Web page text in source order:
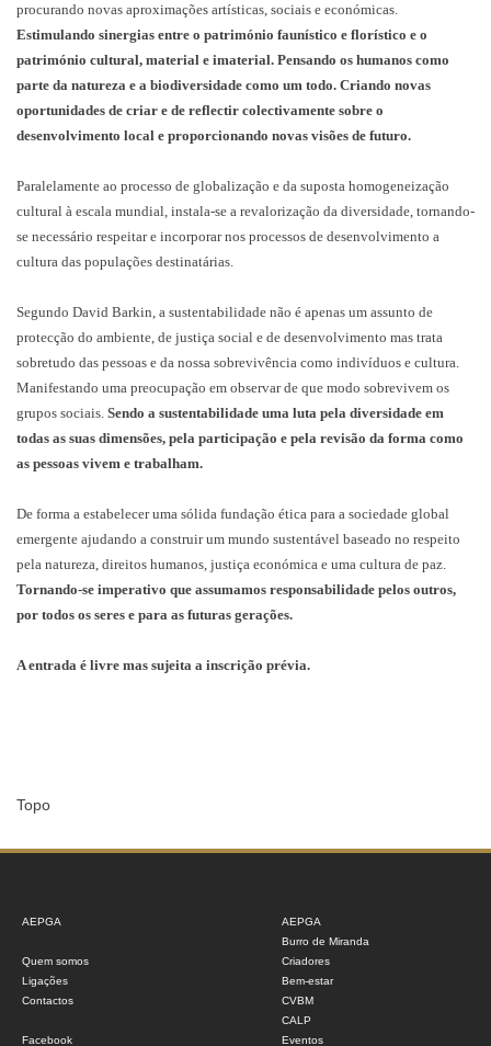
procurando novas aproximações artísticas, sociais e económicas.
Estimulando sinergias entre o património faunístico e florístico e o
património cultural, material e imaterial. Pensando os humanos como
parte da natureza e a biodiversidade como um todo. Criando novas
oportunidades de criar e de reflectir colectivamente sobre o
desenvolvimento local e proporcionando novas visões de futuro.
Paralelamente ao processo de globalização e da suposta homogeneização
cultural à escala mundial, instala-se a revalorização da diversidade, tornando-
se necessário respeitar e incorporar nos processos de desenvolvimento a
cultura das populações destinatárias.
Segundo David Barkin, a sustentabilidade não é apenas um assunto de
protecção do ambiente, de justiça social e de desenvolvimento mas trata
sobretudo das pessoas e da nossa sobrevivência como indivíduos e cultura.
Manifestando uma preocupação em observar de que modo sobrevivem os
grupos sociais. Sendo a sustentabilidade uma luta pela diversidade em
todas as suas dimensões, pela participação e pela revisão da forma como
as pessoas vivem e trabalham.
De forma a estabelecer uma sólida fundação ética para a sociedade global
emergente ajudando a construir um mundo sustentável baseado no respeito
pela natureza, direitos humanos, justiça económica e uma cultura de paz.
Tornando-se imperativo que assumamos responsabilidade pelos outros,
por todos os seres e para as futuras gerações.
A entrada é livre mas sujeita a inscrição prévia.
Topo
AEPGA
Quem somos
Ligações
Contactos
Facebook
AEPGA
Burro de Miranda
Criadores
Bem-estar
CVBM
CALP
Eventos